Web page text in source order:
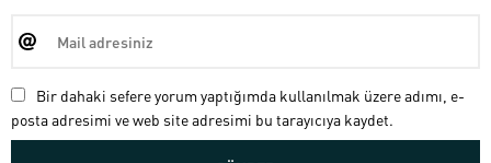
Bir dahaki sefere yorum yaptığımda kullanılmak üzere adımı, e-
posta adresimi ve web site adresimi bu tarayıcıya kaydet.